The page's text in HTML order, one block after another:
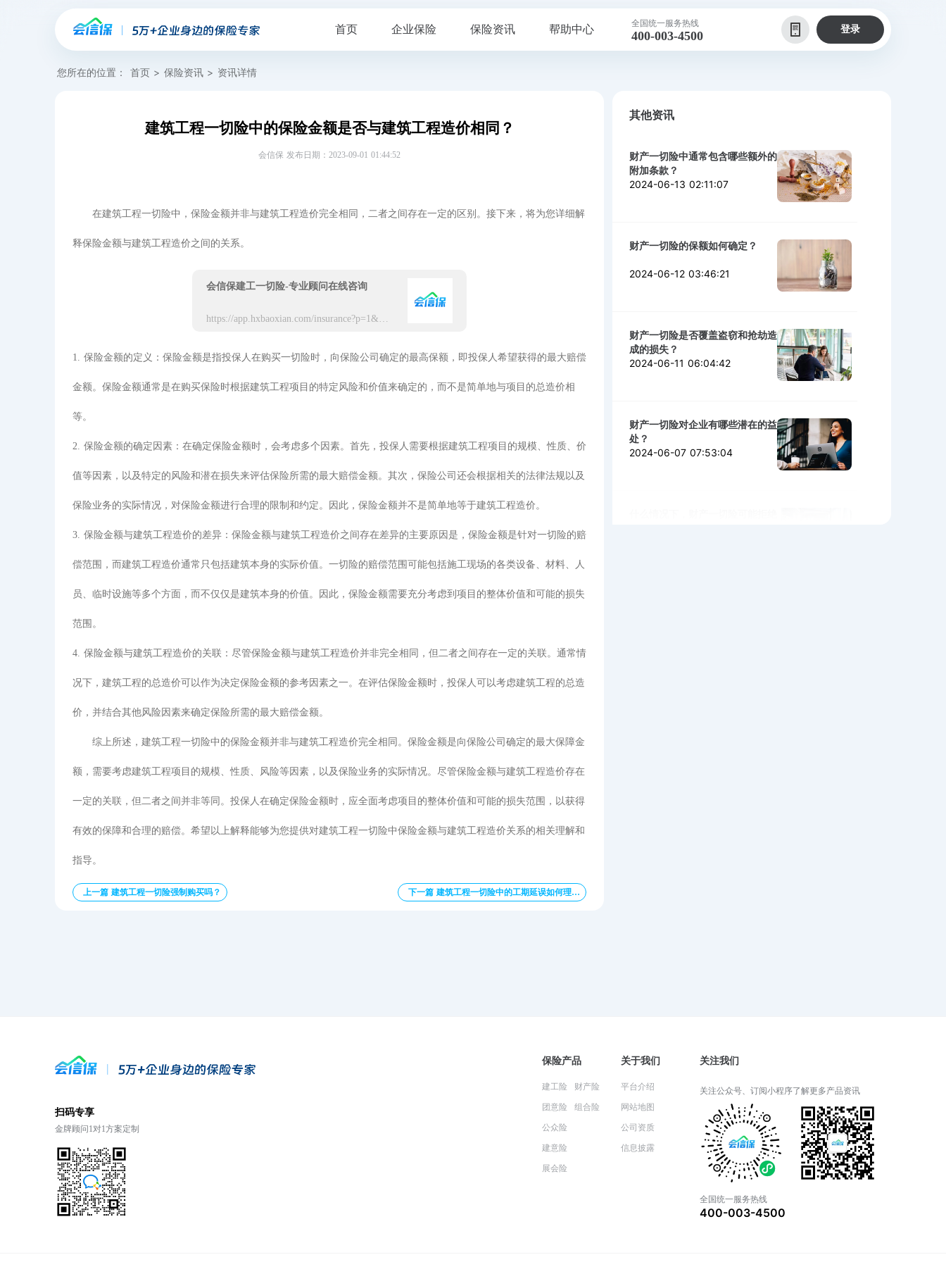
首页 企业保险 保险资讯 帮助中心 全国统一服务热线
400-003-4500 登录
您所在的位置： 首页 > 保险资讯 > 资讯详情
建筑工程一切险中的保险金额是否与建筑工程造价相同？
会信保 发布日期：2023-09-01 01:44:52
在建筑工程一切险中，保险金额并非与建筑工程造价完全相同，二者之间存在一定的区别。接下来，将为您详细解
释保险金额与建筑工程造价之间的关系。
会信保建工一切险-专业顾问在线咨询
https://app.hxbaoxian.com/insurance?p=1&l=20&t=5&c=0&sourceType=web
1. 保险金额的定义：保险金额是指投保人在购买一切险时，向保险公司确定的最高保额，即投保人希望获得的最大赔偿
金额。保险金额通常是在购买保险时根据建筑工程项目的特定风险和价值来确定的，而不是简单地与项目的总造价相
等。
2. 保险金额的确定因素：在确定保险金额时，会考虑多个因素。首先，投保人需要根据建筑工程项目的规模、性质、价
值等因素，以及特定的风险和潜在损失来评估保险所需的最大赔偿金额。其次，保险公司还会根据相关的法律法规以及
保险业务的实际情况，对保险金额进行合理的限制和约定。因此，保险金额并不是简单地等于建筑工程造价。
3. 保险金额与建筑工程造价的差异：保险金额与建筑工程造价之间存在差异的主要原因是，保险金额是针对一切险的赔
偿范围，而建筑工程造价通常只包括建筑本身的实际价值。一切险的赔偿范围可能包括施工现场的各类设备、材料、人
员、临时设施等多个方面，而不仅仅是建筑本身的价值。因此，保险金额需要充分考虑到项目的整体价值和可能的损失
范围。
4. 保险金额与建筑工程造价的关联：尽管保险金额与建筑工程造价并非完全相同，但二者之间存在一定的关联。通常情
况下，建筑工程的总造价可以作为决定保险金额的参考因素之一。在评估保险金额时，投保人可以考虑建筑工程的总造
价，并结合其他风险因素来确定保险所需的最大赔偿金额。
综上所述，建筑工程一切险中的保险金额并非与建筑工程造价完全相同。保险金额是向保险公司确定的最大保障金
额，需要考虑建筑工程项目的规模、性质、风险等因素，以及保险业务的实际情况。尽管保险金额与建筑工程造价存在
一定的关联，但二者之间并非等同。投保人在确定保险金额时，应全面考虑项目的整体价值和可能的损失范围，以获得
有效的保障和合理的赔偿。希望以上解释能够为您提供对建筑工程一切险中保险金额与建筑工程造价关系的相关理解和
指导。
上一篇 建筑工程一切险强制购买吗？ 下一篇 建筑工程一切险中的工期延误如何理赔？
其他资讯
财产一切险中通常包含哪些额外的
附加条款？
2024-06-13 02:11:07
财产一切险的保额如何确定？
2024-06-12 03:46:21
财产一切险是否覆盖盗窃和抢劫造
成的损失？
2024-06-11 06:04:42
财产一切险对企业有哪些潜在的益
处？
2024-06-07 07:53:04
吗？
财产一切险和家庭财产保险有什么
区别？
2024-05-28 05:21:14
扫码专享
金牌顾问1对1方案定制
保险产品
建工险
团意险
公众险
建意险
展会险
财产险
组合险
关于我们
平台介绍
网站地图
公司资质
信息披露
关注我们
关注公众号、订阅小程序了解更多产品资讯
全国统一服务热线
400-003-4500